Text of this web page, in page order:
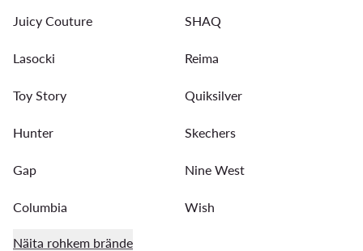
Juicy Couture SHAQ
Lasocki Reima
Toy Story Quiksilver
Hunter Skechers
Gap Nine West
Columbia Wish
Näita rohkem brände